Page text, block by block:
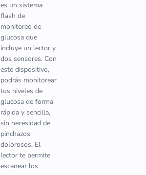
es un sistema
flash de
monitoreo de
glucosa que
incluye un lector y
dos sensores. Con
este dispositivo,
podrás monitorear
tus niveles de
glucosa de forma
rápida y sencilla,
sin necesidad de
pinchazos
dolorosos. El
lector te permite
escanear los